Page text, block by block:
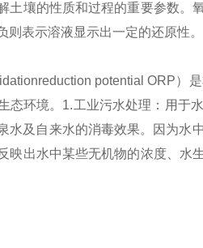
土壤的性质和过程的重要参数
表示溶液显示出一定的还原性。
potential ORP）是
态环境。1.工业污水处理：用于
水及自来水的消毒效果。因为
映出水中某些无机物的浓度、